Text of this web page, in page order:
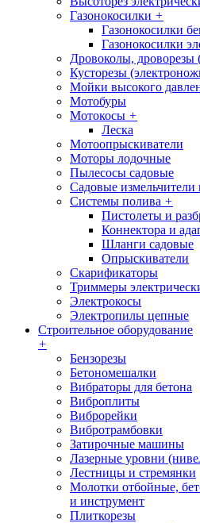
Газонокосилки +
Газонокосилки
Газонокосилки
Дровоколы, дроворезы
Кусторезы
Мойки высокого
Мотобуры
Мотокосы +
Леска
Мотоопрыскиватели
Моторы лодочные
Пылесосы садовые
Садовые измельчители
Системы полива +
Пистолеты и
Коннектора и
Шланги садовые
Опрыскиватели
Скарификаторы
Триммеры
Электрокосы
Электропилы цепные
Строительное оборудование
+
Бензорезы
Бетономешалки
Вибраторы для бетона
Виброплиты
Виброрейки
Вибротрамбовки
Затирочные машины
Лазерные уровни
Лестницы и стремянки
Молотки отбойные,
и инструмент
Плиткорезы